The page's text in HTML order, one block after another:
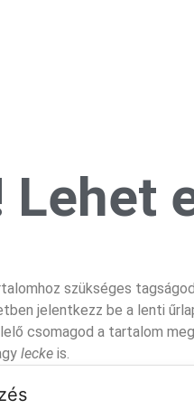
Lehet
szükséges
jelentkezz be a lenti
csomagod a tartalom
lecke is.